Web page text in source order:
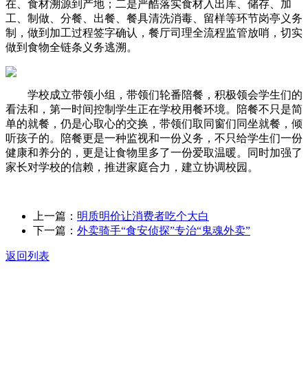
在、食材溯源到产地；二是严酷落实食材入出库、储存、加
工、制做、分餐、出餐、餐具清洗消毒、留样等环节岗亭义务
制，做到加工过程签字确认，餐厅司理全流程监管放哨，切实
做到食物全链条义务逃溯。
学校成立带领小组，带领们轮番陪餐，积极领会学生们的
看法和，第一时间控制学生正在学校用餐环境。陪餐不只是简
单的就餐，仍是心取心的交换，带领们取同窗们同坐就餐，倾
听孩子的。陪餐更是一种监视和一份义务，不只给学生们一份
健康和养分的，更是让食物里多了一份爱取温暖。同时加强了
家长对学校的信赖，推进家庭合力，建立协调校园。
上一篇： 明质明价让消费者吃个大白
下一篇： 外卖骑手“食安侦探”专治“鬼魂外卖”
返回列表